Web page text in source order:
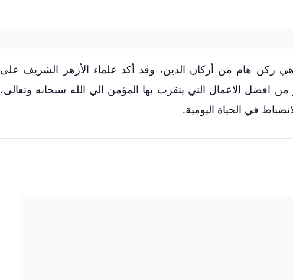
ركن هام من أركان الدين، وقد أكد علماء الأزهر الشريف على
من افضل الاعمال التي يتقرب بها المؤمن الي الله سبحانه وتعالى،
في الحياة اليومية.